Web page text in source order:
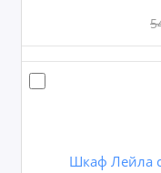
Шкаф Лейла